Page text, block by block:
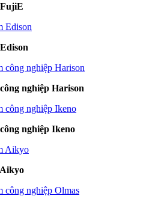
nghiệp Harison
nghiệp Ikeno